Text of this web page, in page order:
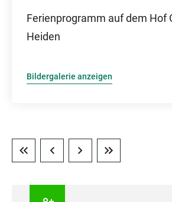
Ferienprogramm auf dem Hof
Heiden
Bildergalerie anzeigen